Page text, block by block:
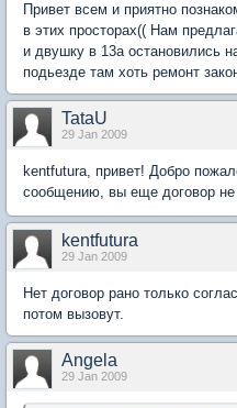
Привет всем и приятно
в этих просторах(( Нам
и двушку в 13а остановились
подьезде там хоть ремонт
TataU
29 Jan 2009
kentfutura, привет! Добро
сообщению, вы еще договор не
kentfutura
29 Jan 2009
Нет договор рано только
потом вызовут.
Angela
29 Jan 2009